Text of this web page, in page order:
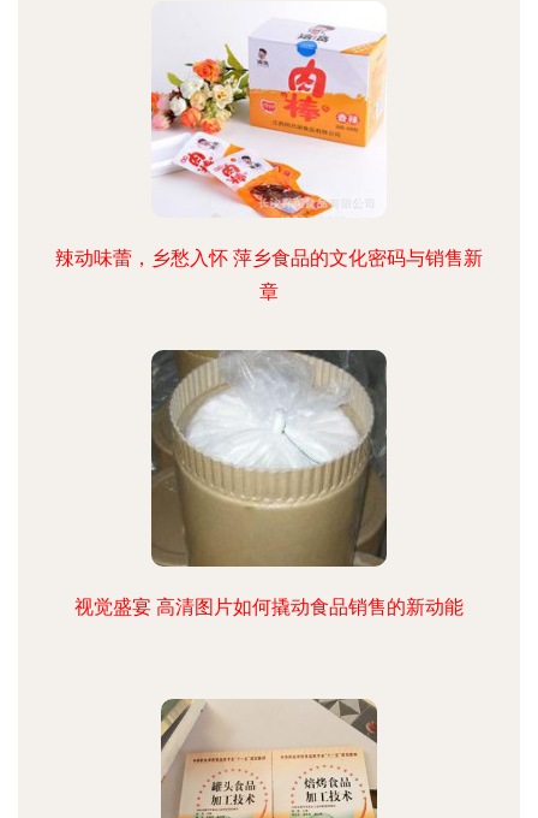
辣动味蕾，乡愁入怀 萍乡食品的文化密码与销售新
章
视觉盛宴 高清图片如何撬动食品销售的新动能